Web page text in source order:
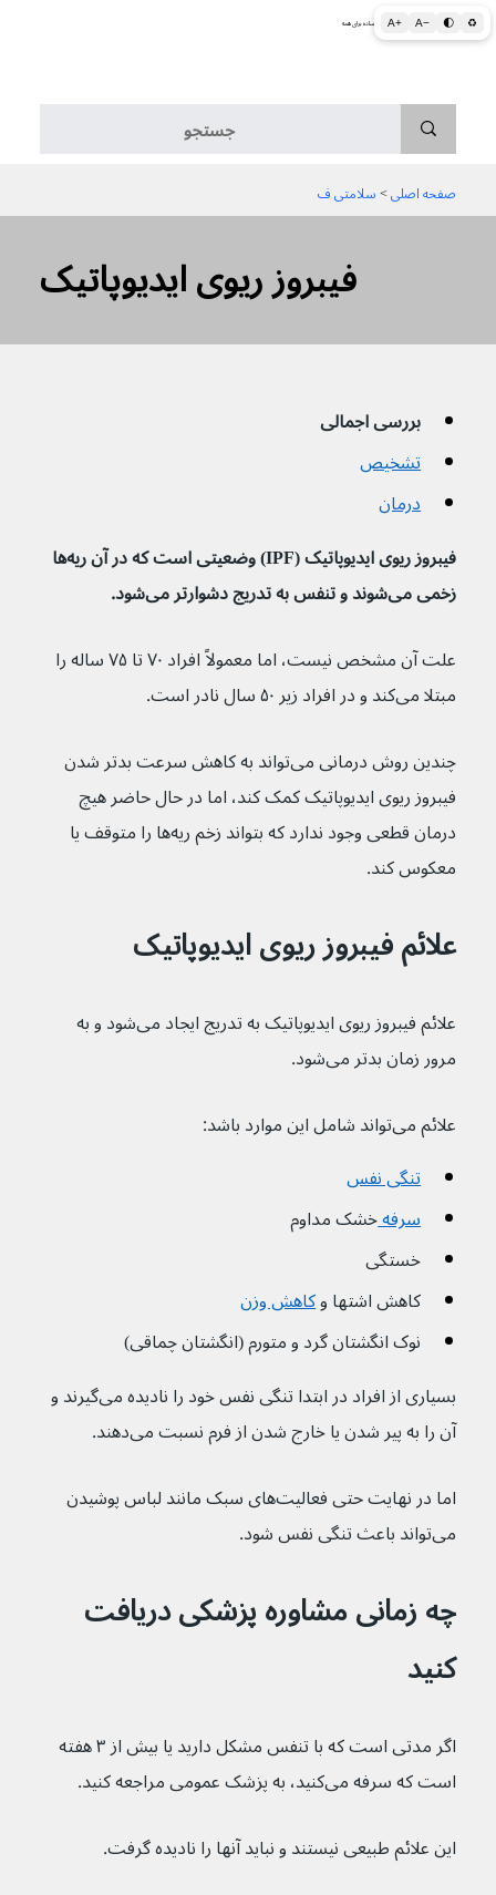
A+ A− 🌓 ♻ اطلاعات پزشکی و بهداشتی به زبان ساده برای همه
صفحه اصلی > سلامتی ف
فیبروز ریوی ایدیوپاتیک
بررسی اجمالی
تشخیص
درمان
فیبروز ریوی ایدیوپاتیک (IPF) وضعیتی است که در آن ریه‌ها
زخمی می‌‌‌‌شوند و تنفس به تدریج دشوارتر می‌شود.
علت آن مشخص نیست، اما معمولاً افراد ۷۰ تا ۷۵ ساله را
مبتلا می‌کند و در افراد زیر ۵۰ سال نادر است.
چندین روش درمانی می‌تواند به کاهش سرعت بدتر شدن
فیبروز ریوی ایدیوپاتیک کمک کند، اما در حال حاضر هیچ
درمان قطعی وجود ندارد که بتواند زخم ریه‌ها را متوقف یا
معکوس کند.
علائم فیبروز ریوی ایدیوپاتیک
علائم فیبروز ریوی ایدیوپاتیک به تدریج ایجاد می‌شود و به
مرور زمان بدتر می‌شود.
علائم می‌تواند شامل این موارد باشد:
تنگی نفس
سرفه خشک مداوم
خستگی
کاهش اشتها و کاهش وزن
نوک انگشتان گرد و متورم (انگشتان چماقی)
بسیاری از افراد در ابتدا تنگی نفس خود را نادیده می‌گیرند و
آن را به پیر شدن یا خارج شدن از فرم نسبت می‌دهند.
اما در نهایت حتی فعالیت‌های سبک مانند لباس پوشیدن
می‌تواند باعث تنگی نفس شود.
چه زمانی مشاوره پزشکی دریافت
کنید
اگر مدتی است که با تنفس مشکل دارید یا بیش از ۳ هفته
است که سرفه می‌کنید، به پزشک عمومی مراجعه کنید.
این علائم طبیعی نیستند و نباید آنها را نادیده گرفت.